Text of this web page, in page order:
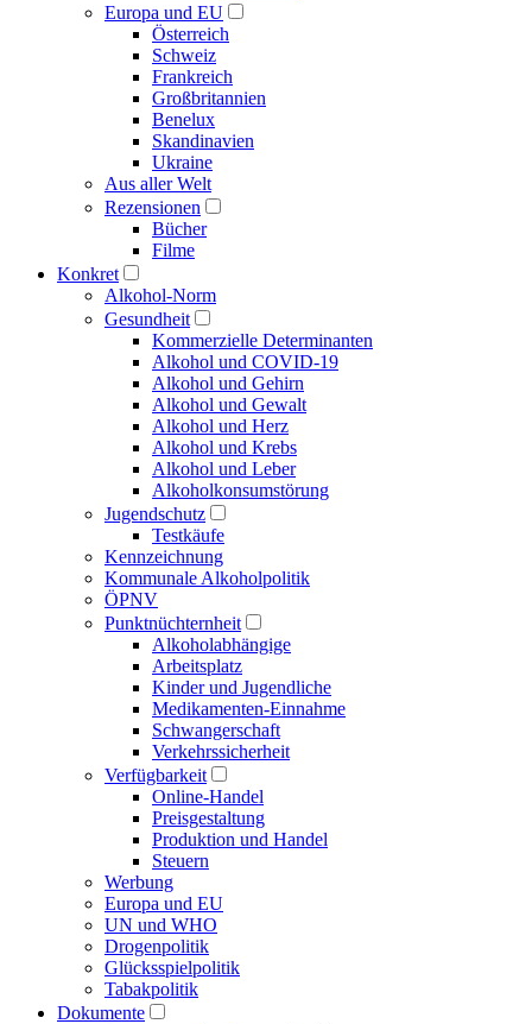
Europa und EU
Österreich
Schweiz
Frankreich
Großbritannien
Benelux
Skandinavien
Ukraine
Aus aller Welt
Rezensionen
Bücher
Filme
Konkret
Alkohol-Norm
Gesundheit
Kommerzielle Determinanten
Alkohol und COVID-19
Alkohol und Gehirn
Alkohol und Gewalt
Alkohol und Herz
Alkohol und Krebs
Alkohol und Leber
Alkoholkonsumstörung
Jugendschutz
Testkäufe
Kennzeichnung
Kommunale Alkoholpolitik
ÖPNV
Punktnüchternheit
Alkoholabhängige
Arbeitsplatz
Kinder und Jugendliche
Medikamenten-Einnahme
Schwangerschaft
Verkehrssicherheit
Verfügbarkeit
Online-Handel
Preisgestaltung
Produktion und Handel
Steuern
Werbung
Europa und EU
UN und WHO
Drogenpolitik
Glücksspielpolitik
Tabakpolitik
Dokumente